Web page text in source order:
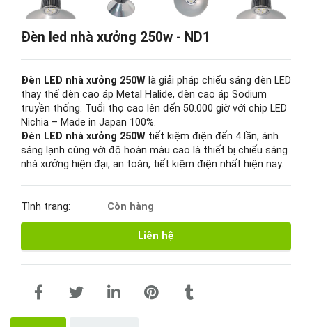
Đèn led nhà xưởng 250w - ND1
Đèn LED nhà xưởng 250W là giải pháp chiếu sáng đèn LED
thay thế đèn cao áp Metal Halide, đèn cao áp Sodium
truyền thống. Tuổi thọ cao lên đến 50.000 giờ với chip LED
Nichia – Made in Japan 100%.
Đèn LED nhà xưởng 250W tiết kiệm điện đến 4 lần, ánh
sáng lạnh cùng với độ hoàn màu cao là thiết bị chiếu sáng
nhà xưởng hiện đại, an toàn, tiết kiệm điện nhất hiện nay.
Tình trạng: Còn hàng
Liên hệ